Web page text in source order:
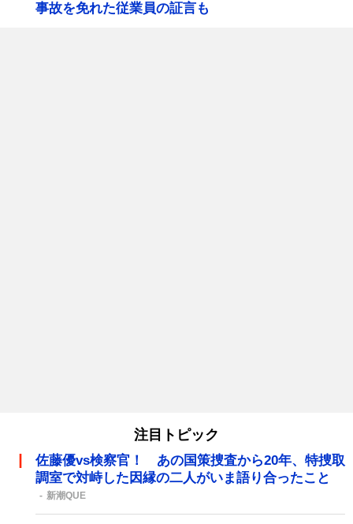
事故を免れた従業員の証言も
注目トピック
佐藤優vs検察官！ あの国策捜査から20年、特捜取
調室で対峙した因縁の二人がいま語り合ったこと
新潮QUE